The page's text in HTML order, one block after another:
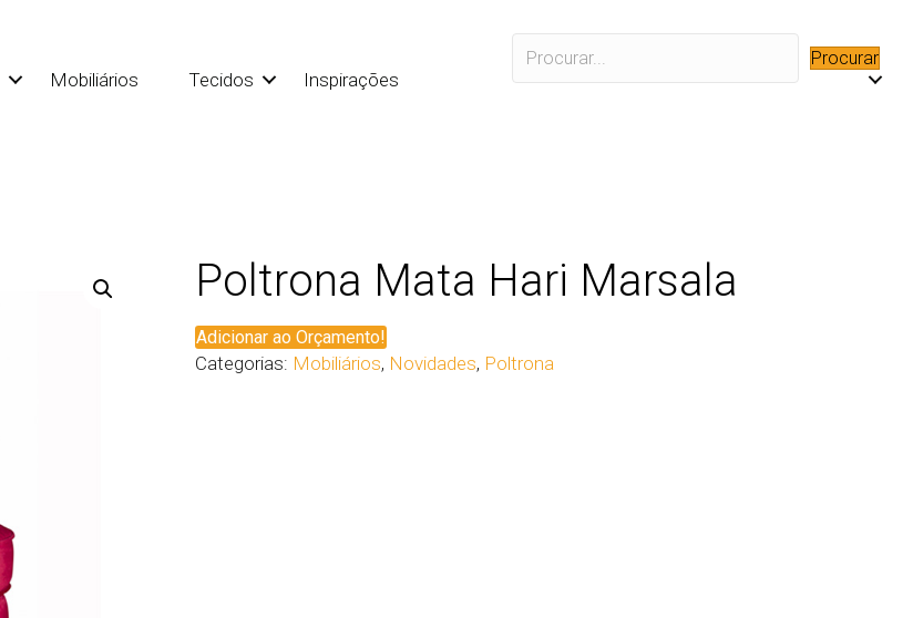
Mobiliários Tecidos
Inspirações
Procurar
Poltrona Mata Hari Marsala
Adicionar ao Orçamento!
Categorias: Mobiliários, Novidades, Poltrona